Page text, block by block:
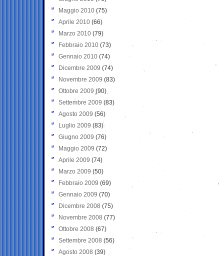
Maggio 2010 (75)
Aprile 2010 (66)
Marzo 2010 (79)
Febbraio 2010 (73)
Gennaio 2010 (74)
Dicembre 2009 (74)
Novembre 2009 (83)
Ottobre 2009 (90)
Settembre 2009 (83)
Agosto 2009 (56)
Luglio 2009 (83)
Giugno 2009 (76)
Maggio 2009 (72)
Aprile 2009 (74)
Marzo 2009 (50)
Febbraio 2009 (69)
Gennaio 2009 (70)
Dicembre 2008 (75)
Novembre 2008 (77)
Ottobre 2008 (67)
Settembre 2008 (56)
Agosto 2008 (39)